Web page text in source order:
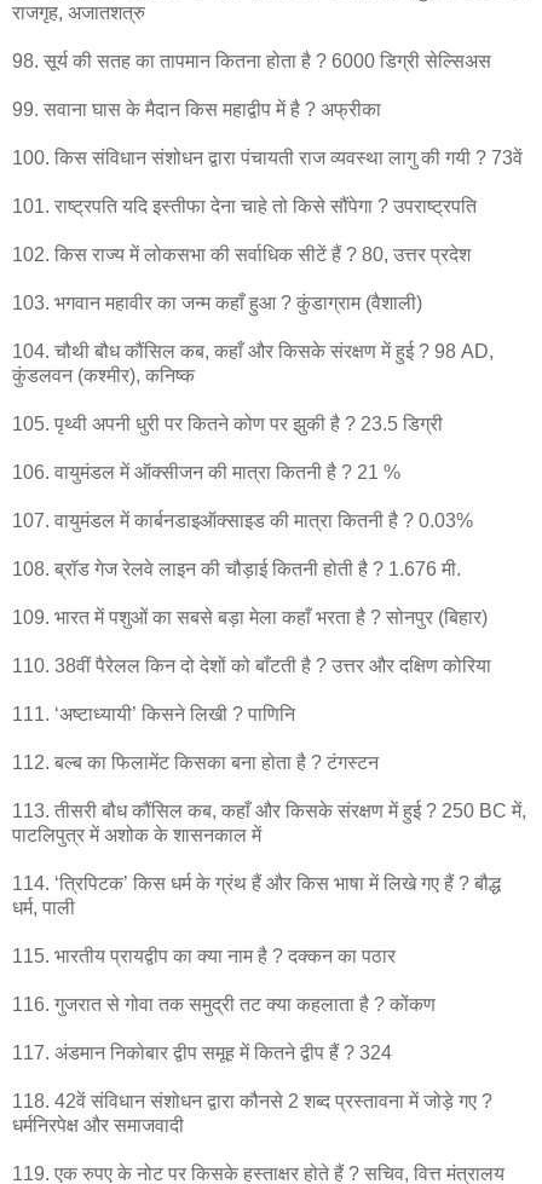
राजगृह, अजातशत्रु
98. सूर्य की सतह का तापमान कितना होता है ? 6000 डिग्री सेल्सिअस
99. सवाना घास के मैदान किस महाद्वीप में है ? अफ्रीका
100. किस संविधान संशोधन द्वारा पंचायती राज व्यवस्था लागु की गयी ? 73वें
101. राष्ट्रपति यदि इस्तीफा देना चाहे तो किसे सौंपेगा ? उपराष्ट्रपति
102. किस राज्य में लोकसभा की सर्वाधिक सीटें हैं ? 80, उत्तर प्रदेश
103. भगवान महावीर का जन्म कहाँ हुआ ? कुंडाग्राम (वैशाली)
104. चौथी बौध कौंसिल कब, कहाँ और किसके संरक्षण में हुई ? 98 AD,
कुंडलवन (कश्मीर), कनिष्क
105. पृथ्वी अपनी धुरी पर कितने कोण पर झुकी है ? 23.5 डिग्री
106. वायुमंडल में ऑक्सीजन की मात्रा कितनी है ? 21 %
107. वायुमंडल में कार्बनडाइऑक्साइड की मात्रा कितनी है ? 0.03%
108. ब्रॉड गेज रेलवे लाइन की चौड़ाई कितनी होती है ? 1.676 मी.
109. भारत में पशुओं का सबसे बड़ा मेला कहाँ भरता है ? सोनपुर (बिहार)
110. 38वीं पैरेलल किन दो देशों को बाँटती है ? उत्तर और दक्षिण कोरिया
111. ‘अष्टाध्यायी’ किसने लिखी ? पाणिनि
112. बल्ब का फिलामेंट किसका बना होता है ? टंगस्टन
113. तीसरी बौध कौंसिल कब, कहाँ और किसके संरक्षण में हुई ? 250 BC में,
पाटलिपुत्र में अशोक के शासनकाल में
114. ‘त्रिपिटक’ किस धर्म के ग्रंथ हैं और किस भाषा में लिखे गए हैं ? बौद्ध
धर्म, पाली
115. भारतीय प्रायद्वीप का क्या नाम है ? दक्कन का पठार
116. गुजरात से गोवा तक समुद्री तट क्या कहलाता है ? कोंकण
117. अंडमान निकोबार द्वीप समूह में कितने द्वीप हैं ? 324
118. 42वें संविधान संशोधन द्वारा कौनसे 2 शब्द प्रस्तावना में जोड़े गए ?
धर्मनिरपेक्ष और समाजवादी
119. एक रुपए के नोट पर किसके हस्ताक्षर होते हैं ? सचिव, वित्त मंत्रालय